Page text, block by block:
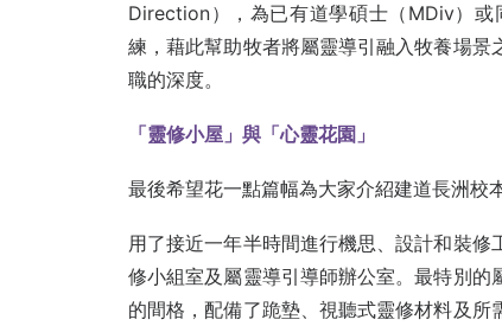
Direction），為已有道學碩士（MDiv）或
練，藉此幫助牧者將屬靈導引融入牧養場
職的深度。
「靈修小屋」與「心靈花園」
最後希望花一點篇幅為大家介紹建道長洲校
用了接近一年半時間進行機思、設計和裝
修小組室及屬靈導引導師辦公室。最特別
的間格，配備了跪墊、視聽式靈修材料及